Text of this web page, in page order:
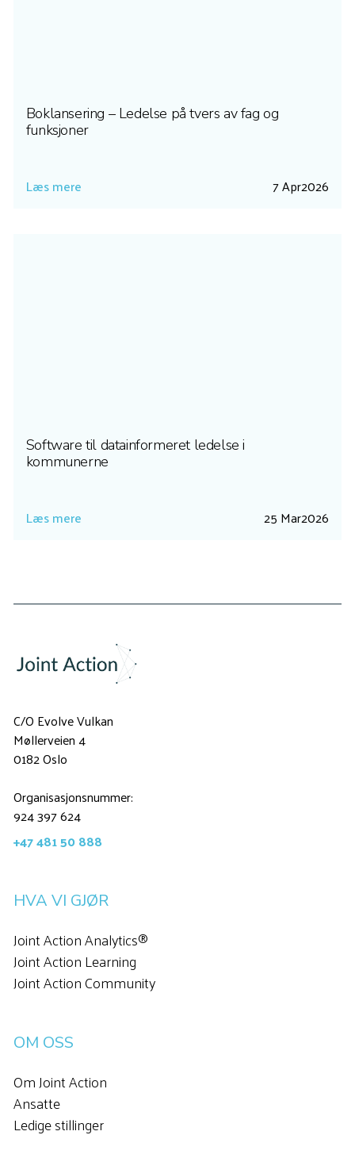
Boklansering – Ledelse på tvers av fag og
funksjoner
Læs mere 7 Apr2026
Software til datainformeret ledelse i
kommunerne
Læs mere 25 Mar2026
C/O Evolve Vulkan
Møllerveien 4
0182 Oslo
Organisasjonsnummer:
924 397 624
+47 481 50 888
HVA VI GJØR
Joint Action Analytics®
Joint Action Learning
Joint Action Community
OM OSS
Om Joint Action
Ansatte
Ledige stillinger